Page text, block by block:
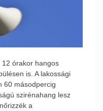
órakor hangos
is. A lakossági
60 másodpercig
szirénahang lesz
a